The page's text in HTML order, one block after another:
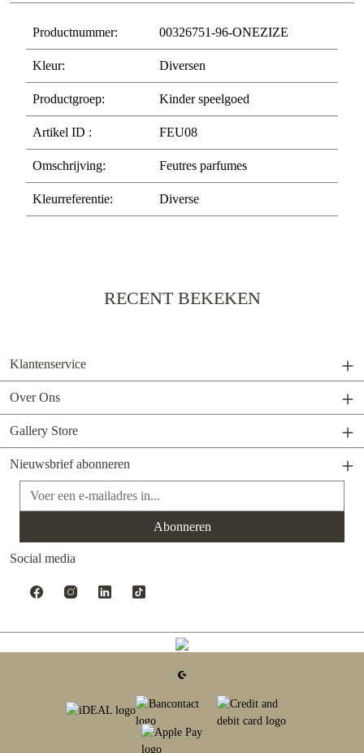
Productnummer: 00326751-96-ONEZIZE
Kleur: Diversen
Productgroep: Kinder speelgoed
Artikel ID : FEU08
Omschrijving: Feutres parfumes
Kleurreferentie: Diverse
RECENT BEKEKEN
Klantenservice
Over Ons
Gallery Store
Nieuwsbrief abonneren
E-mailadres*
Abonneren
Social media